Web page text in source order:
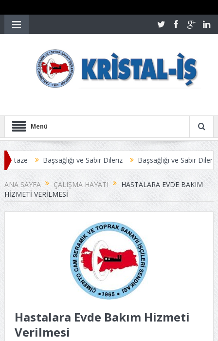
Menü
taze Başsağlığı ve Sabır Dileriz Başsağlığı ve Sabır Dileriz
ANA SAYFA ÇALIŞMA HAYATI
HASTALARA EVDE BAKIM
HIZMETI VERILMESI
Hastalara Evde Bakım Hizmeti
Verilmesi